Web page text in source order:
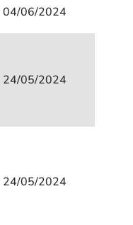
04/06/2024
24/05/2024
24/05/2024